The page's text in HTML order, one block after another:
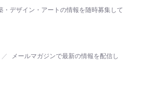
・デザイン・アートの情報を随時募集して
／
メールマガジンで最新の情報を配信し